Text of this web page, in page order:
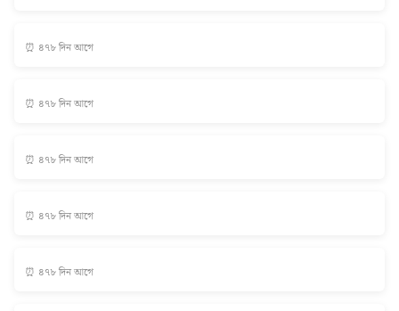
⏰ ৪৭৮ দিন আগে
⏰ ৪৭৮ দিন আগে
⏰ ৪৭৮ দিন আগে
⏰ ৪৭৮ দিন আগে
⏰ ৪৭৮ দিন আগে